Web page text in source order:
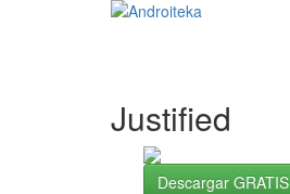
Justified
Descargar GRATIS